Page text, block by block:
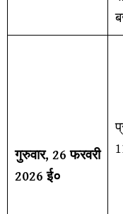
गुरुवार, 26 फरवरी
2026 ई०